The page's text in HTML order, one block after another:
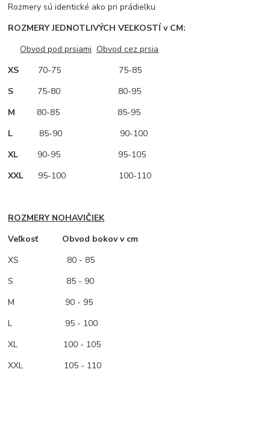
Rozmery sú identické ako pri prádielku
ROZMERY JEDNOTLIVÝCH VEĽKOSTÍ v CM:
Obvod pod prsiami Obvod cez prsia
XS 70-75 75-85
S 75-80 80-95
M 80-85 85-95
L 85-90 90-100
XL 90-95 95-105
XXL 95-100 100-110
ROZMERY NOHAVIČIEK
Veľkosť Obvod bokov v cm
XS
80 - 85
S 85 - 90
M
90 - 95
L 95 - 100
XL 100 - 105
XXL 105 - 110